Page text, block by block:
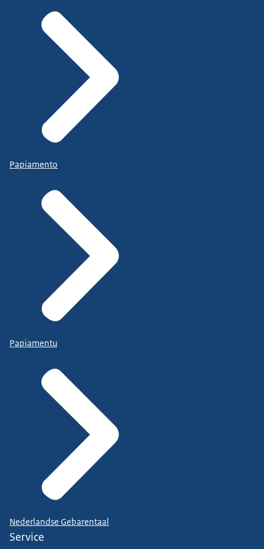
Papiamento
Papiamentu
Nederlandse Gebarentaal
Service